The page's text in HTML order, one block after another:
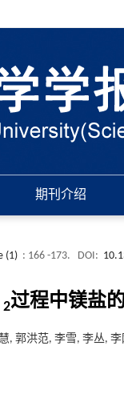
期刊介绍
(1) : 166 -173. DOI:
2过程中镁盐
, 郭洪范, 李雪, 李丛, 李